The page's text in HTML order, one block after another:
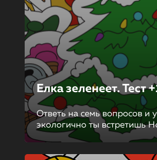
Елка зеленеет. Тест
Ответь на семь вопросов и
экологично ты встретишь